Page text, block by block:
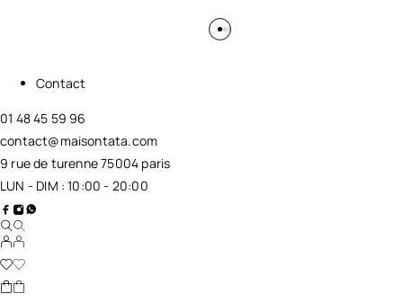
Contact
01 48 45 59 96
contact@maisontata.com
9 rue de turenne 75004 paris
LUN - DIM : 10:00 - 20:00